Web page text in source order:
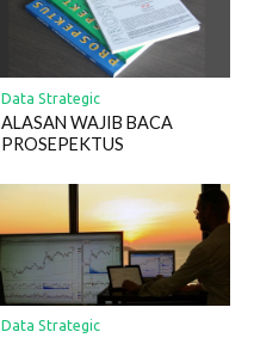
Data Strategic
ALASAN WAJIB BACA
PROSEPEKTUS
Data Strategic